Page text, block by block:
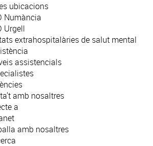
ubicacions
Numància
Urgell
extrahospitalàries de salut mental
assistencials
amb nosaltres
a
amb nosaltres